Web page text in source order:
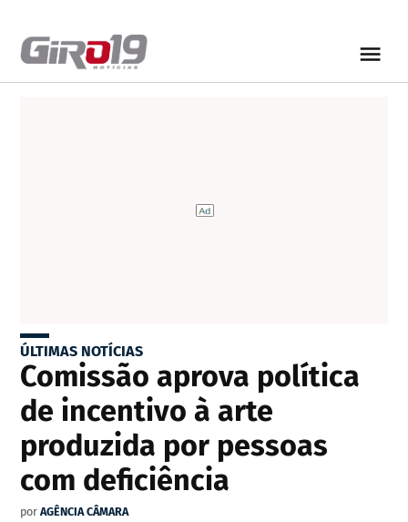
ÚLTIMAS NOTÍCIAS
Comissão aprova política
de incentivo à arte
produzida por pessoas
com deficiência
por AGÊNCIA CÂMARA